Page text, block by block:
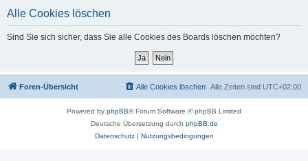
Alle Cookies löschen
Sind Sie sich sicher, dass Sie alle Cookies des Boards löschen möchten?
Foren-Übersicht Alle Zeiten sind UTC+02:00
Alle Cookies löschen
Powered by phpBB® Forum Software © phpBB Limited
Deutsche Übersetzung durch phpBB.de
Datenschutz| Nutzungsbedingungen